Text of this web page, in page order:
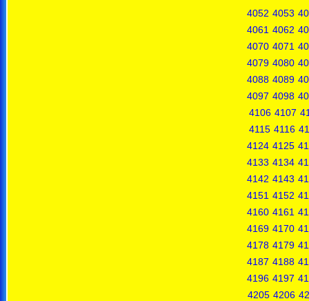
4052 4053
4061 4062
4070 4071
4079 4080
4088 4089
4097 4098
4106 4107
4115 4116
4124 4125
4133 4134
4142 4143
4151 4152
4160 4161
4169 4170
4178 4179
4187 4188
4196 4197
4205 4206